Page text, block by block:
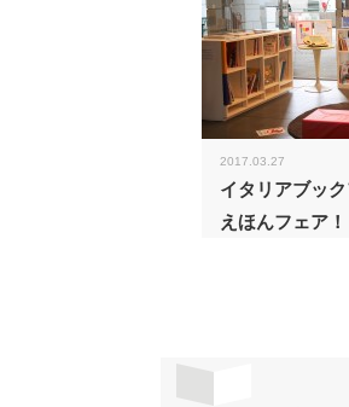
2017.03.27
イタリアブッ
えほんフェア！